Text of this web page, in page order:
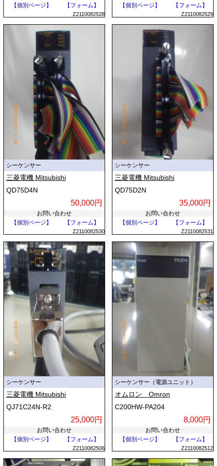
【個別ページ】 【フォーム】
Z2110082528
【個別ページ】 【フォーム】
Z2110082529
シーケンサー
三菱電機 Mitsubishi
QD75D4N
50,000円
お問い合わせ
【個別ページ】
【フォーム】
Z2110082530
シーケンサー
三菱電機 Mitsubishi
QD75D2N
35,000円
お問い合わせ
【個別ページ】
【フォーム】
Z2110082531
シーケンサー
三菱電機 Mitsubishi
QJ71C24N-R2
25,000円
お問い合わせ
【個別ページ】
【フォーム】
Z2110082506
シーケンサー（電源ユニット）
オムロン Omron
C200HW-PA204
8,000円
お問い合わせ
【個別ページ】
【フォーム】
Z2110082512